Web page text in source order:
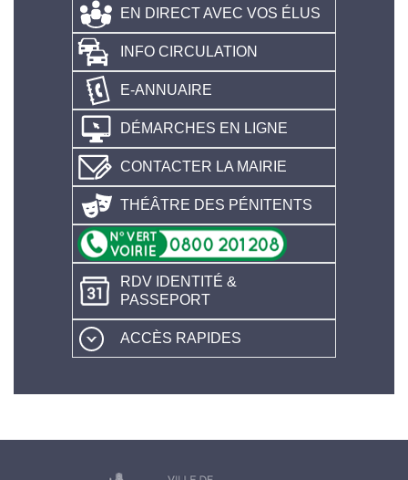
EN DIRECT AVEC VOS ÉLUS
INFO CIRCULATION
E-ANNUAIRE
DÉMARCHES EN LIGNE
CONTACTER LA MAIRIE
THÉÂTRE DES PÉNITENTS
RDV IDENTITÉ &
PASSEPORT
ACCÈS RAPIDES